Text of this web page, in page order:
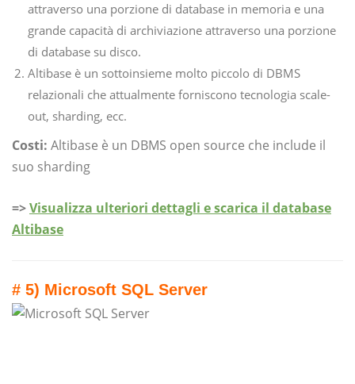
attraverso una porzione di database in memoria e una
grande capacità di archiviazione attraverso una porzione
di database su disco.
Altibase è un sottoinsieme molto piccolo di DBMS
relazionali che attualmente forniscono tecnologia scale-
out, sharding, ecc.
Costi: Altibase è un DBMS open source che include il
suo sharding
=>Visualizza ulteriori dettagli e scarica il database
Altibase
# 5) Microsoft SQL Server